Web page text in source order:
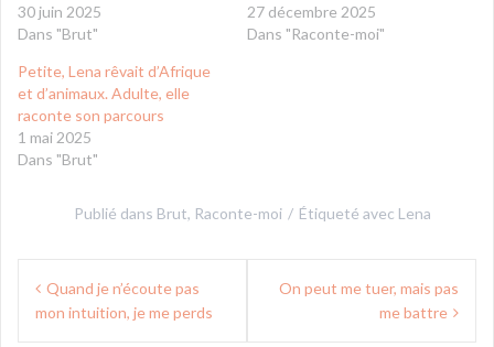
30 juin 2025
Dans "Brut"
27 décembre 2025
Dans "Raconte-moi"
Petite, Lena rêvait d’Afrique
et d’animaux. Adulte, elle
raconte son parcours
1 mai 2025
Dans "Brut"
Publié dans Brut, Raconte-moi Étiqueté avec Lena
Navigation
deQuand je n’écoute pas
mon intuition, je me perds
On peut me tuer, mais pas
me battre